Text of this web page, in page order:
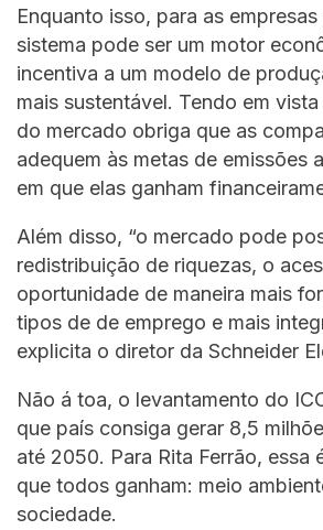
Enquanto isso, para as
sistema pode ser um motor
incentiva a um modelo de
mais sustentável. Tendo em
do mercado obriga que as
adequem às metas de emissões
em que elas ganham
Além disso, “o mercado pode
redistribuição de riquezas, o
oportunidade de maneira mais
tipos de de emprego e mais
explicita o diretor da Schneider
Não á toa, o levantamento do
que país consiga gerar 8,5
até 2050. Para Rita Ferrão, essa
que todos ganham: meio
sociedade.